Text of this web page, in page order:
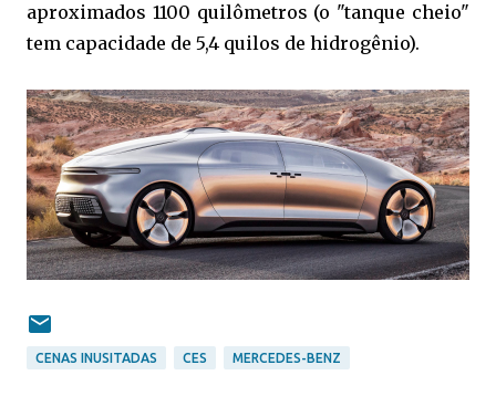
aproximados 1100 quilômetros (o "tanque cheio"
tem capacidade de 5,4 quilos de hidrogênio).
CENAS INUSITADAS CES MERCEDES-BENZ